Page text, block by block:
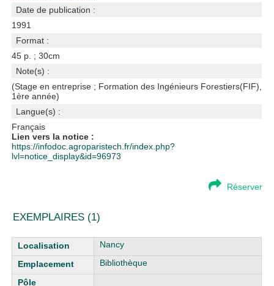
Date de publication :
1991
Format :
45 p. ; 30cm
Note(s) :
(Stage en entreprise ; Formation des Ingénieurs Forestiers(FIF),
1ère année)
Langue(s) :
Français
Lien vers la notice :
https://infodoc.agroparistech.fr/index.php?
lvl=notice_display&id=96973
Réserver
EXEMPLAIRES (1)
Liste des exemplaires
Nancy
Bibliothèque